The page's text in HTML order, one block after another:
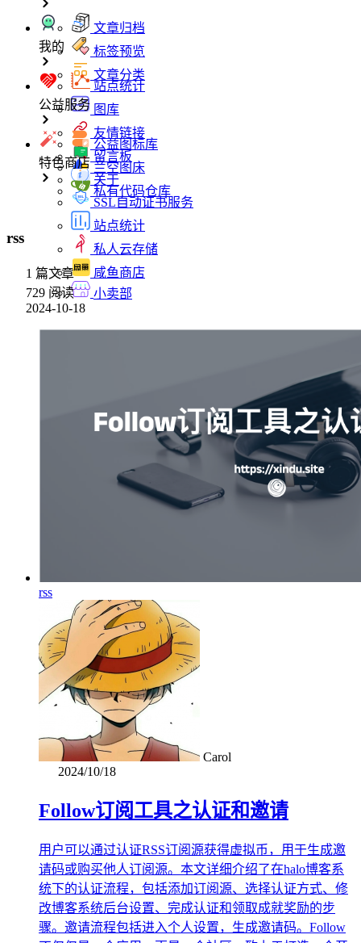
文章归档
标签预览
文章分类
我的
站点统计
图库
友情链接
留言板
关于
公益服务
公益图标库
兰空图床
私有代码仓库
特色商店
SSL自动证书服务
站点统计
私人云存储
咸鱼商店
小卖部
rss
1 篇文章
729 阅读
2024-10-18
rss
Carol
2024/10/18
Follow订阅工具之认证和邀请
用户可以通过认证RSS订阅源获得虚拟币，用于生成邀
请码或购买他人订阅源。本文详细介绍了在halo博客系
统下的认证流程，包括添加订阅源、选择认证方式、修
改博客系统后台设置、完成认证和领取成就奖励的步
骤。邀请流程包括进入个人设置，生成邀请码。Follow